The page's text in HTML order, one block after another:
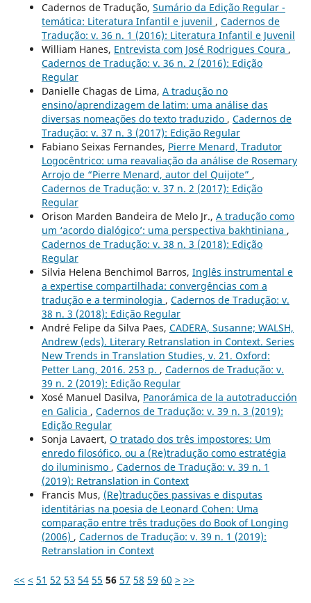
Cadernos de Tradução, Sumário da Edição Regular -
temática: Literatura Infantil e juvenil , Cadernos de
Tradução: v. 36 n. 1 (2016): Literatura Infantil e Juvenil
William Hanes, Entrevista com José Rodrigues Coura ,
Cadernos de Tradução: v. 36 n. 2 (2016): Edição
Regular
Danielle Chagas de Lima, A tradução no
ensino/aprendizagem de latim: uma análise das
diversas nomeações do texto traduzido , Cadernos de
Tradução: v. 37 n. 3 (2017): Edição Regular
Fabiano Seixas Fernandes, Pierre Menard, Tradutor
Logocêntrico: uma reavaliação da análise de Rosemary
Arrojo de “Pierre Menard, autor del Quijote” ,
Cadernos de Tradução: v. 37 n. 2 (2017): Edição
Regular
Orison Marden Bandeira de Melo Jr., A tradução como
um ‘acordo dialógico’: uma perspectiva bakhtiniana ,
Cadernos de Tradução: v. 38 n. 3 (2018): Edição
Regular
Silvia Helena Benchimol Barros, Inglês instrumental e
a expertise compartilhada: convergências com a
tradução e a terminologia , Cadernos de Tradução: v.
38 n. 3 (2018): Edição Regular
André Felipe da Silva Paes, CADERA, Susanne; WALSH,
Andrew (eds). Literary Retranslation in Context. Series
New Trends in Translation Studies, v. 21. Oxford:
Petter Lang, 2016. 253 p. , Cadernos de Tradução: v.
39 n. 2 (2019): Edição Regular
Xosé Manuel Dasilva, Panorámica de la autotraducción
en Galicia , Cadernos de Tradução: v. 39 n. 3 (2019):
Edição Regular
Sonja Lavaert, O tratado dos três impostores: Um
enredo filosófico, ou a (Re)tradução como estratégia
do iluminismo , Cadernos de Tradução: v. 39 n. 1
(2019): Retranslation in Context
Francis Mus, (Re)traduções passivas e disputas
identitárias na poesia de Leonard Cohen: Uma
comparação entre três traduções do Book of Longing
(2006) , Cadernos de Tradução: v. 39 n. 1 (2019):
Retranslation in Context
<< < 51 52 53 54 55 56 57 58 59 60 > >>